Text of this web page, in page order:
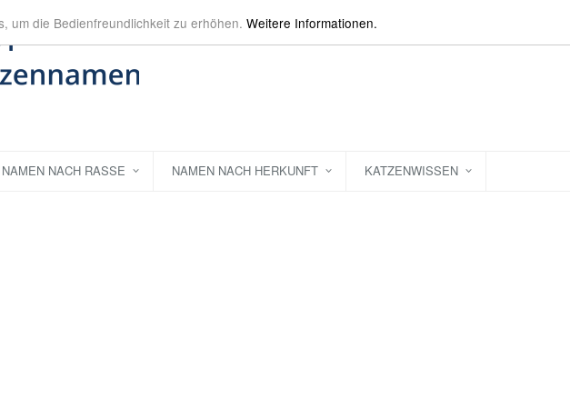
um die Bedienfreundlichkeit zu erhöhen. Weitere Informationen.
NAMEN NACH RASSE NAMEN NACH HERKUNFT KATZENWISSEN